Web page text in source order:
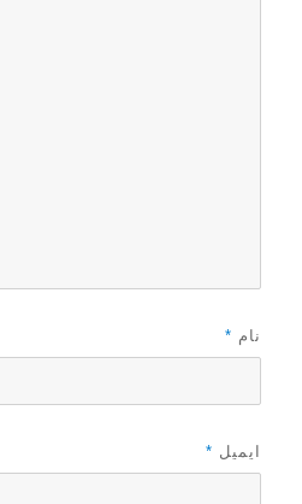
نام *
ایمیل *